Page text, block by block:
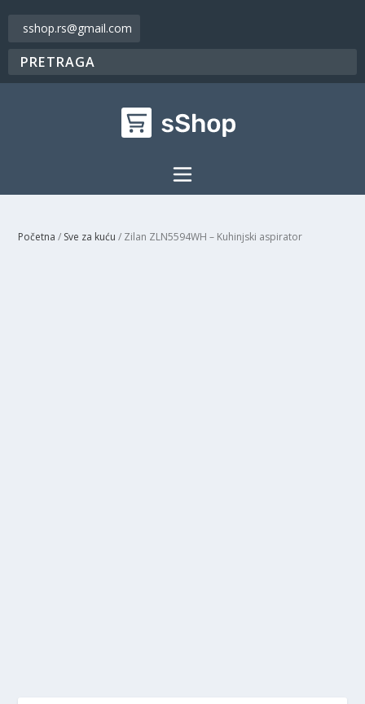
sshop.rs@gmail.com
Početna / Sve za kuću / Zilan ZLN5594WH – Kuhinjski aspirator